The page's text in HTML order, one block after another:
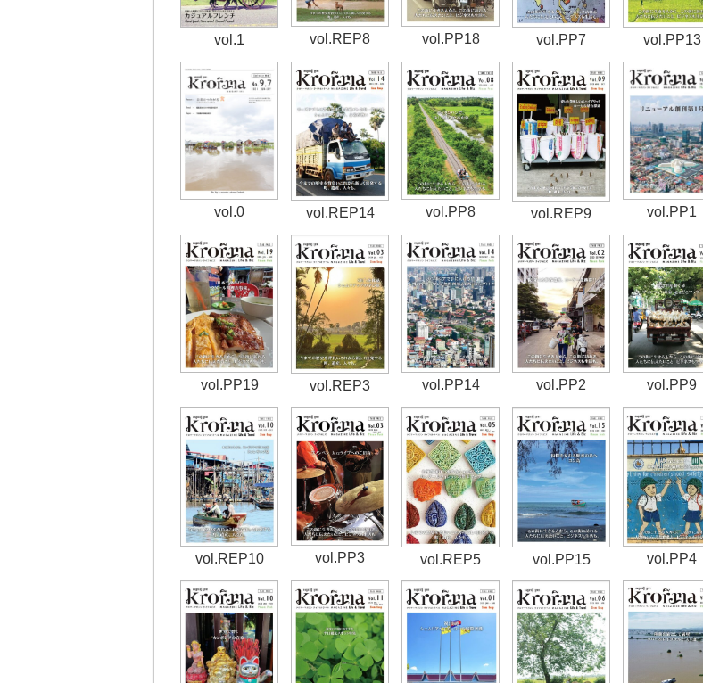
vol.1 vol.REP8 vol.PP18 vol.PP7 vol.PP13
vol.0 vol.REP14 vol.PP8 vol.REP9 vol.PP1
vol.PP19 vol.REP3 vol.PP14 vol.PP2 vol.PP9
vol.REP10 vol.PP3 vol.REP5 vol.PP15 vol.PP4